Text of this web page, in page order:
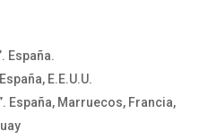
España.
E.E.U.U.
España, Marruecos, Francia,